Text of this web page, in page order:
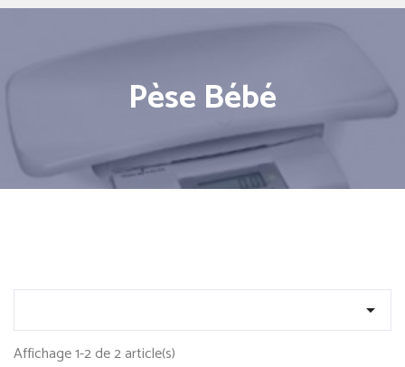
Pèse Bébé

Affichage 1-2 de 2 article(s)